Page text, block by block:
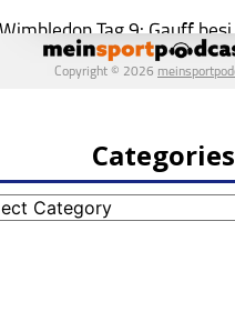
Categories